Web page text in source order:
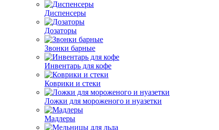
Диспенсеры
Дозаторы
Звонки барные
Инвентарь для кофе
Коврики и стеки
Ложки для мороженого и нуазетки
Мадлеры